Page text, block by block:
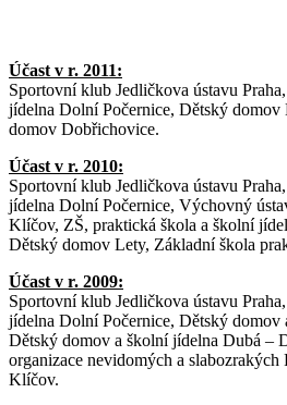
Účast v r. 2011:
Sportovní klub Jedličkova ústavu
jídelna Dolní Počernice, Dětský domov
domov Dobřichovice.
Účast v r. 2010:
Sportovní klub Jedličkova ústavu
jídelna Dolní Počernice, Výchovný
Klíčov, ZŠ, praktická škola a školní
Dětský domov Lety, Základní škola
Účast v r. 2009:
Sportovní klub Jedličkova ústavu
jídelna Dolní Počernice, Dětský domov
Dětský domov a školní jídelna Dubá –
organizace nevidomých a
Klíčov.